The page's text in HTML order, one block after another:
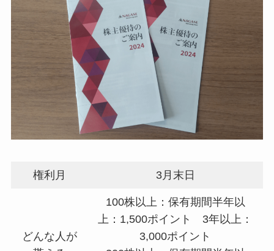
権利月 3月末日
どんな人が
100株以上：保有期間半年以
上：1,500ポイント 3年以上：
3,000ポイント